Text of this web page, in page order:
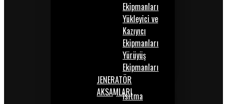
Ekipmanları
Yükleyici ve
Kazıyıcı
Ekipmanları
Yürüyüş
Ekipmanları
JENERATÖR
AKSAMLARIIsıtma